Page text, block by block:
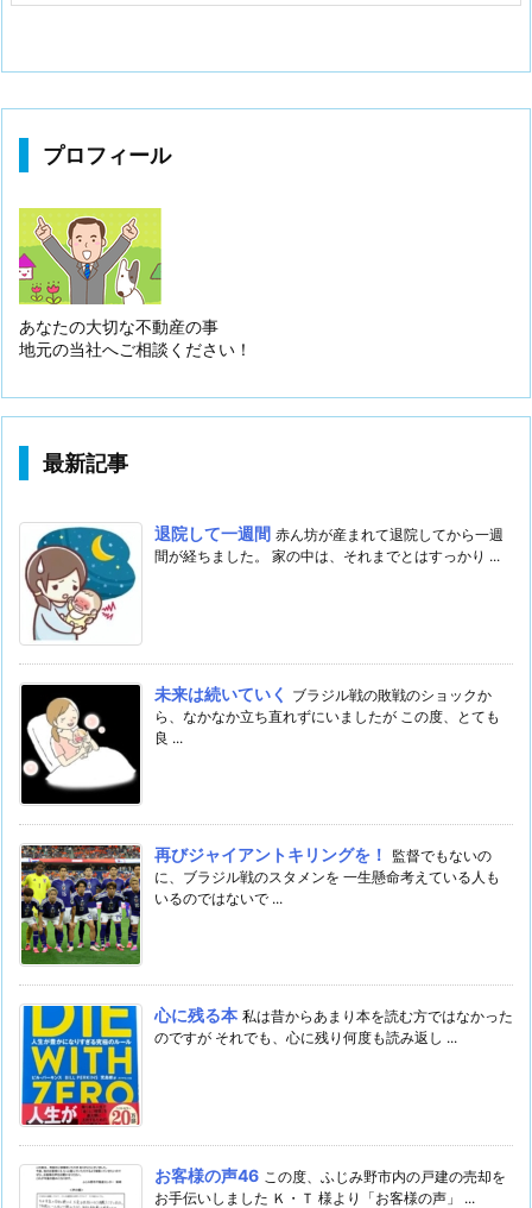
プロフィール
あなたの大切な不動産の事
地元の当社へご相談ください！
最新記事
退院して一週間 赤ん坊が産まれて退院してから一週
間が経ちました。 家の中は、それまでとはすっかり ...
未来は続いていく ブラジル戦の敗戦のショックか
ら、なかなか立ち直れずにいましたが この度、とても
良 ...
再びジャイアントキリングを！
監督でもないの
に、ブラジル戦のスタメンを 一生懸命考えている人も
いるのではないで ...
心に残る本 私は昔からあまり本を読む方ではなかった
のですが それでも、心に残り何度も読み返し ...
お客様の声46 この度、ふじみ野市内の戸建の売却を
お手伝いしました Ｋ・Ｔ 様より「お客様の声」 ...